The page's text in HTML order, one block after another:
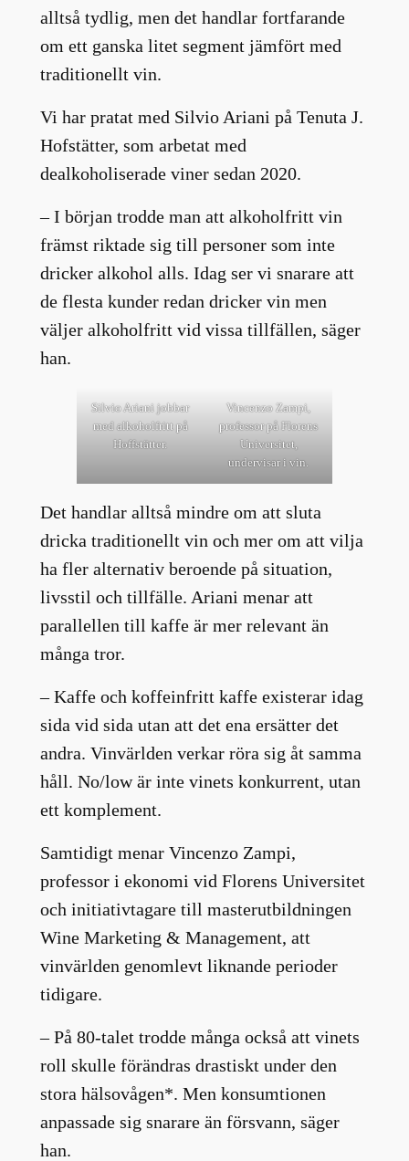
alltså tydlig, men det handlar fortfarande
om ett ganska litet segment jämfört med
traditionellt vin.
Vi har pratat med Silvio Ariani på Tenuta J.
Hofstätter, som arbetat med
dealkoholiserade viner sedan 2020.
– I början trodde man att alkoholfritt vin
främst riktade sig till personer som inte
dricker alkohol alls. Idag ser vi snarare att
de flesta kunder redan dricker vin men
väljer alkoholfritt vid vissa tillfällen, säger
han.
Silvio Ariani jobbar
med alkoholfritt på
Hoffstätter.
Vincenzo Zampi,
professor på Florens
Universitet,
undervisar i vin.
Det handlar alltså mindre om att sluta
dricka traditionellt vin och mer om att vilja
ha fler alternativ beroende på situation,
livsstil och tillfälle. Ariani menar att
parallellen till kaffe är mer relevant än
många tror.
– Kaffe och koffeinfritt kaffe existerar idag
sida vid sida utan att det ena ersätter det
andra. Vinvärlden verkar röra sig åt samma
håll. No/low är inte vinets konkurrent, utan
ett komplement.
Samtidigt menar Vincenzo Zampi,
professor i ekonomi vid Florens Universitet
och initiativtagare till masterutbildningen
Wine Marketing & Management, att
vinvärlden genomlevt liknande perioder
tidigare.
– På 80-talet trodde många också att vinets
roll skulle förändras drastiskt under den
stora hälsovågen*. Men konsumtionen
anpassade sig snarare än försvann, säger
han.